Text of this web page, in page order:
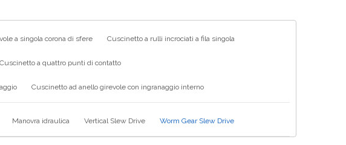
Pусский
العربية
a singola corona di sfere Cuscinetto a rulli incrociati a fila singola
Cuscinetto a quattro punti di contatto
Cuscinetto ad anello girevole con ingranaggio interno
Manovra idraulica Vertical Slew Drive Worm Gear Slew Drive